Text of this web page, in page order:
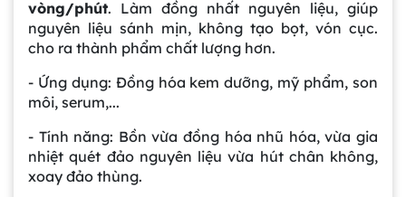
vòng/phút. Làm đồng nhất nguyên liệu, giúp
nguyên liệu sánh mịn, không tạo bọt, vón cục.
cho ra thành phẩm chất lượng hơn.
- Ứng dụng: Đồng hóa kem dưỡng, mỹ phẩm, son
môi, serum,...
- Tính năng: Bồn vừa đồng hóa nhũ hóa, vừa gia
nhiệt quét đảo nguyên liệu vừa hút chân không,
xoay đảo thùng.